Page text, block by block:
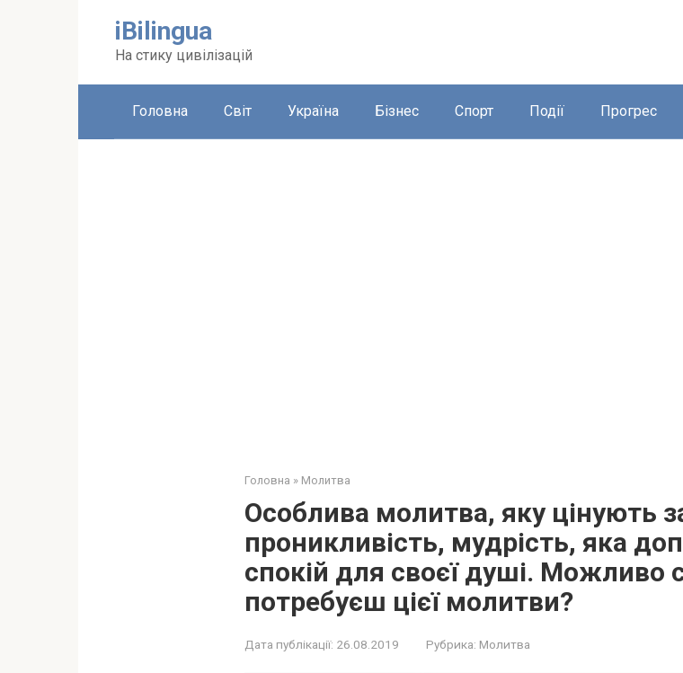
iBilingua
На стику цивілізацій
Головна Світ Україна Бізнес Спорт Події Прогрес
Головна » Молитва
Особлива молитва, яку цінують
проникливість, мудрість, яка
спокій для своєї душі. Можливо
потребуєш цієї молитви?
Дата публікації: 26.08.2019 Рубрика: Молитва